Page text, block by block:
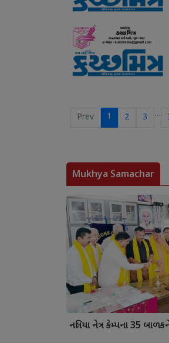
Prev 1 2 3 …
Mukhya Samachar
નલિયા નેત્ર કેમ્પના 35